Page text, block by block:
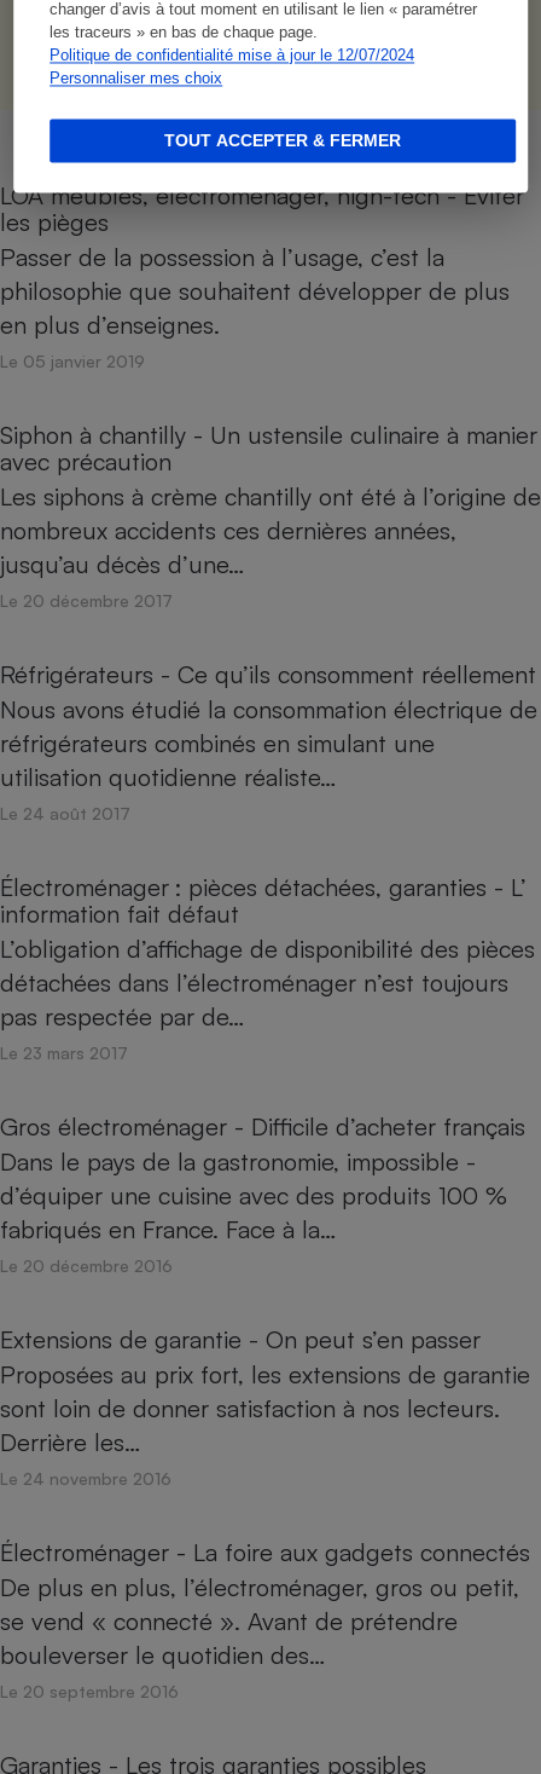
changer d’avis à tout moment en utilisant le lien « paramétrer
les traceurs » en bas de chaque page.
Politique de confidentialité mise à jour le 12/07/2024
Personnaliser mes choix
TOUT ACCEPTER & FERMER
S’abonner
LOA meubles, électroménager, high-tech - Éviter
les pièges
Passer de la possession à l’usage, c’est la
philosophie que souhaitent développer de plus
en plus d’enseignes.
Le 05 janvier 2019
Siphon à chantilly - Un ustensile culinaire à manier
avec précaution
Les siphons à crème chantilly ont été à l’origine de
nombreux accidents ces dernières années,
jusqu’au décès d’une…
Le 20 décembre 2017
Réfrigérateurs - Ce qu’ils consomment réellement
Nous avons étudié la consommation électrique de
réfrigérateurs combinés en simulant une
utilisation quotidienne réaliste…
Le 24 août 2017
Électroménager : pièces détachées, garanties - L’
information fait défaut
L’obligation d’affichage de disponibilité des pièces
détachées dans l’électroménager n’est toujours
pas respectée par de…
Le 23 mars 2017
Gros électroménager - Difficile d’acheter français
Dans le pays de la gastronomie, impossible ­
d’équiper une cuisine avec des produits 100 %
fabriqués en France. Face à la…
Le 20 décembre 2016
Extensions de garantie - On peut s’en passer
Proposées au prix fort, les extensions de garantie
sont loin de donner satisfaction à nos lecteurs.
Derrière les…
Le 24 novembre 2016
Électroménager - La foire aux gadgets connectés
De plus en plus, l’électroménager, gros ou petit,
se vend « connecté ». Avant de prétendre
bouleverser le quotidien des…
Le 20 septembre 2016
Garanties - Les trois garanties possibles